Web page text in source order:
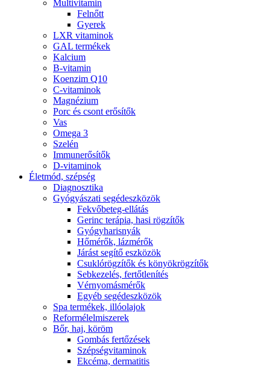
Multivitamin
Felnőtt
Gyerek
LXR vitaminok
GAL termékek
Kalcium
B-vitamin
Koenzim Q10
C-vitaminok
Magnézium
Porc és csont erősítők
Vas
Omega 3
Szelén
Immunerősítők
D-vitaminok
Életmód, szépség
Diagnosztika
Gyógyászati segédeszközök
Fekvőbeteg-ellátás
Gerinc terápia, hasi rögzítők
Gyógyharisnyák
Hőmérők, lázmérők
Járást segítő eszközök
Csuklórögzítők és könyökrögzítők
Sebkezelés, fertőtlenítés
Vérnyomásmérők
Egyéb segédeszközök
Spa termékek, illóolajok
Reformélelmiszerek
Bőr, haj, köröm
Gombás fertőzések
Szépségvitaminok
Ekcéma, dermatitis